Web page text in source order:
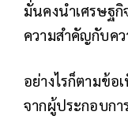
มั่นคงนำเศรษฐ
ความสำคัญกับค
อย่างไรก็ตามข้อ
จากผู้ประกอบก